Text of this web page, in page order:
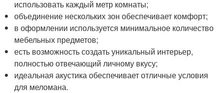
использовать каждый метр комнаты;
объединение нескольких зон обеспечивает комфорт;
в оформлении используется минимальное количество
мебельных предметов;
есть возможность создать уникальный интерьер,
полностью отвечающий личному вкусу;
идеальная акустика обеспечивает отличные условия
для меломана.